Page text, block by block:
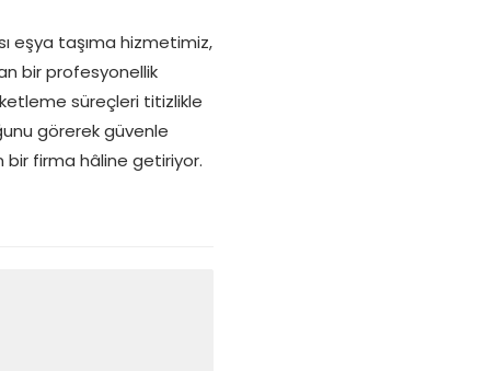
eşya taşıma hizmetimiz,
bir profesyonellik
süreçleri titizlikle
görerek güvenle
bir firma hâline getiriyor.